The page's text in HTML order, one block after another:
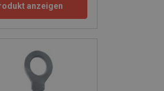
anzeigen